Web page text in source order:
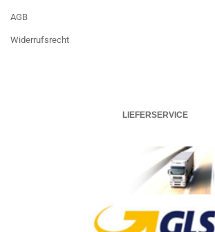
AGB
Widerrufsrecht
LIEFERSERVICE